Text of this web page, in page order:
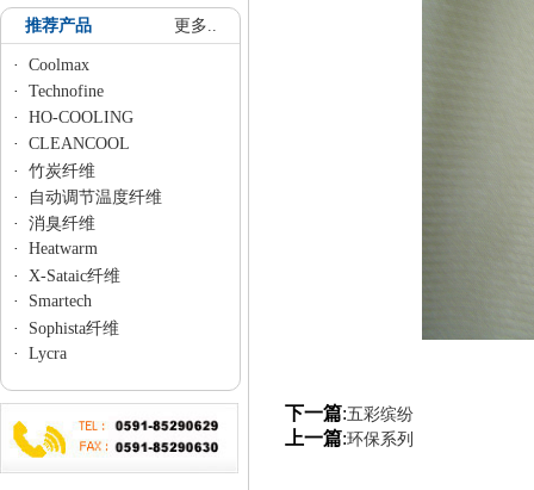
推荐产品 更多..
· Coolmax
· Technofine
· HO-COOLING
· CLEANCOOL
· 竹炭纤维
·
自动调节温度纤维
· 消臭纤维
· Heatwarm
· X-Sataic纤维
· Smartech
· Sophista纤维
· Lycra
下一篇:五彩缤纷
上一篇:环保系列